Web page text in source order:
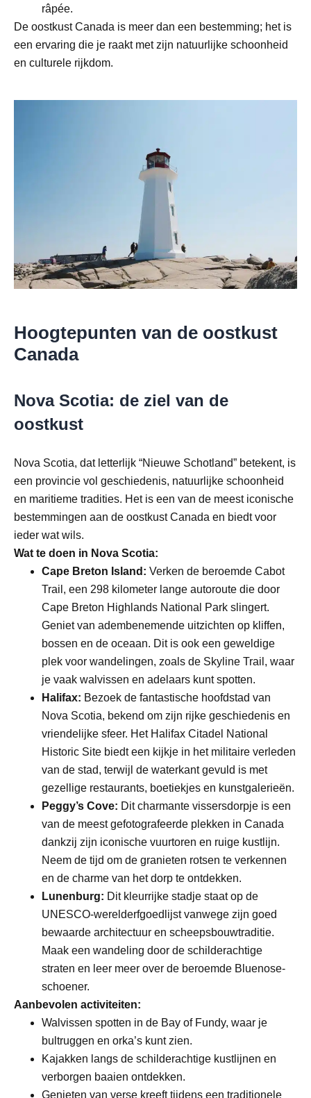
râpée.
De oostkust Canada is meer dan een bestemming; het is
een ervaring die je raakt met zijn natuurlijke schoonheid
en culturele rijkdom.
Hoogtepunten van de oostkust
Canada
Nova Scotia: de ziel van de
oostkust
Nova Scotia, dat letterlijk “Nieuwe Schotland” betekent, is
een provincie vol geschiedenis, natuurlijke schoonheid
en maritieme tradities. Het is een van de meest iconische
bestemmingen aan de oostkust Canada en biedt voor
ieder wat wils.
Wat te doen in Nova Scotia:
Cape Breton Island: Verken de beroemde Cabot
Trail, een 298 kilometer lange autoroute die door
Cape Breton Highlands National Park slingert.
Geniet van adembenemende uitzichten op kliffen,
bossen en de oceaan. Dit is ook een geweldige
plek voor wandelingen, zoals de Skyline Trail, waar
je vaak walvissen en adelaars kunt spotten.
Halifax: Bezoek de fantastische hoofdstad van
Nova Scotia, bekend om zijn rijke geschiedenis en
vriendelijke sfeer. Het Halifax Citadel National
Historic Site biedt een kijkje in het militaire verleden
van de stad, terwijl de waterkant gevuld is met
gezellige restaurants, boetiekjes en kunstgalerieën.
Peggy’s Cove: Dit charmante vissersdorpje is een
van de meest gefotografeerde plekken in Canada
dankzij zijn iconische vuurtoren en ruige kustlijn.
Neem de tijd om de granieten rotsen te verkennen
en de charme van het dorp te ontdekken.
Lunenburg: Dit kleurrijke stadje staat op de
UNESCO-werelderfgoedlijst vanwege zijn goed
bewaarde architectuur en scheepsbouwtraditie.
Maak een wandeling door de schilderachtige
straten en leer meer over de beroemde Bluenose-
schoener.
Aanbevolen activiteiten:
Walvissen spotten in de Bay of Fundy, waar je
bultruggen en orka’s kunt zien.
Kajakken langs de schilderachtige kustlijnen en
verborgen baaien ontdekken.
Genieten van verse kreeft tijdens een traditionele